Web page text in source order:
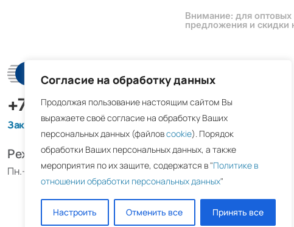
Согласие на обработку данных
Продолжая пользование настоящим сайтом Вы
выражаете своё согласие на обработку Ваших
персональных данных (файловcookie). Порядок
обработки Ваших персональных данных, а также
мероприятия по их защите, содержатся в "Политике в
отношении обработки персональных данных"
Настроить Отменить все Принять все
Внимание: для оптовых
предложения и скидки
+7 (495) 098-03-04
Заказать обратный звонок
Режим работы
Пн.-Пт. с 09:00 до 18:00
Решетки
Дверные
Декоративные
Диффузоры
Жалюзийные
Инерционные